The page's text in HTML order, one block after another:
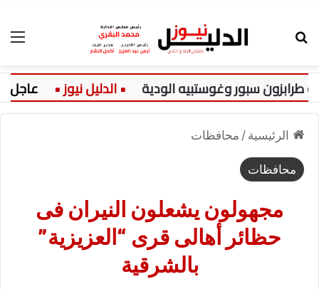
سبور وغوستبيه الودية عاجل:
الرئيسية / محافظات
محافظات
مجهولون يشعلون النيران فى
حظائر أهالى قرى “العزيزية”
بالشرقية